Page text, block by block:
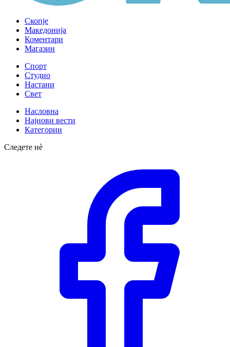
Скопје
Македонија
Коментари
Магазин
Спорт
Студио
Настани
Свет
Насловна
Најнови вести
Категории
Следете нè